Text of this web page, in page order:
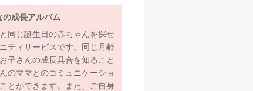
の成長アルバム
同じ誕生日の赤ちゃんを探せ
ティサービスです。同じ月齢
子さんの成長具合を知ること
のママとのコミュニケーショ
とができます。また、ご自身